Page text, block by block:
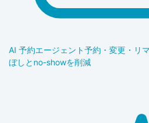
AI 予約エージェント予約・変更・リ
ぼしとno-showを削減